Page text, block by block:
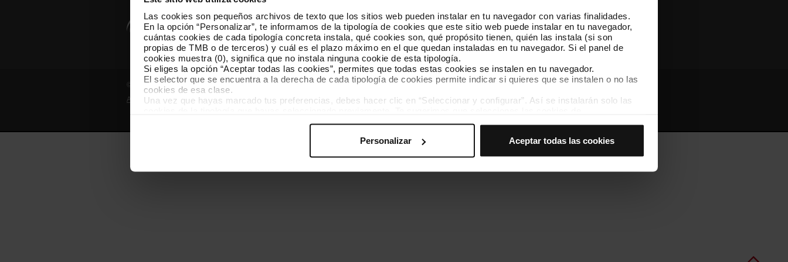
Las cookies son pequeños archivos de texto que los sitios web pueden instalar en tu navegador con varias finalidades.
En la opción “Personalizar”, te informamos de la tipología de cookies que este sitio web puede instalar en tu navegador,
cuántas cookies de cada tipología concreta instala, qué cookies son, qué propósito tienen, quién las instala (si son
propias de TMB o de terceros) y cuál es el plazo máximo en el que quedan instaladas en tu navegador. Si el panel de
cookies muestra (0), significa que no instala ninguna cookie de esta tipología.
Si eliges la opción “Aceptar todas las cookies”, permites que todas estas cookies se instalen en tu navegador.
El selector que se encuentra a la derecha de cada tipología de cookies permite indicar si quieres que se instalen o no las
cookies de esa clase.
Una vez que hayas marcado tus preferencias, debes hacer clic en “Seleccionar y configurar”. Así se instalarán solo las
personalización, porque permiten recordar tus opciones de navegación (como el idioma) y mejoran tu experiencia de
Las cookies necesarias son imprescindibles para el funcionamiento de la web y, por tanto, si no las aceptas, no puedes
“Gestor de cookies”, que encontrarás en el menú de la parte inferior de la web.
Personalizar Aceptar todas las cookies
Conócenos Contacta Otras webs de TMB
© Grupo TMB - Todos los derechos reservados
Aviso legal
Política de privacidad Política de cookies Gestor de cookies Accesibilidad Mapa web Webs de interés Intranet